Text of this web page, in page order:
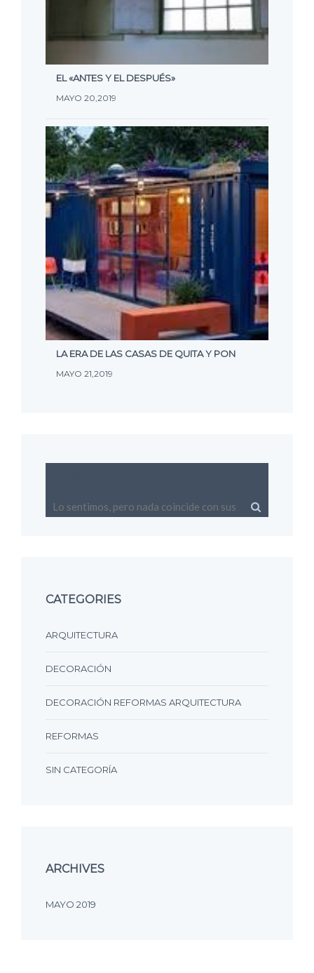
EL «ANTES Y EL DESPUÉS»
MAYO 20,2019
LA ERA DE LAS CASAS DE QUITA Y PON
MAYO 21,2019
CATEGORIES
ARQUITECTURA
DECORACIÓN
DECORACIÓN REFORMAS ARQUITECTURA
REFORMAS
SIN CATEGORÍA
ARCHIVES
MAYO 2019